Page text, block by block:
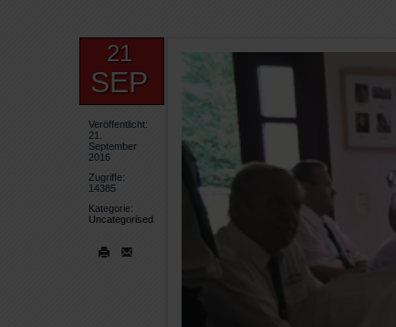
21
SEP
Veröffentlicht:
21.
September
2016
Zugriffe:
14385
Kategorie:
Uncategorised